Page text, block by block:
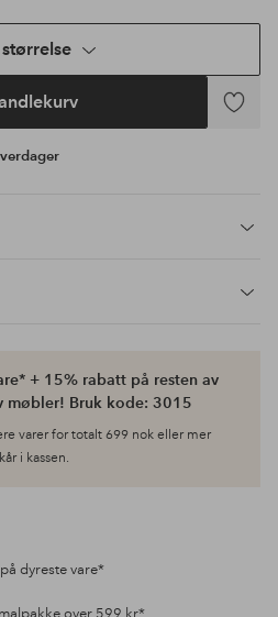
Legg
+ 15% rabatt på resten av
møbler! Bruk kode: 3015
varer for totalt 699 nok eller mer
i kassen.
dyreste vare*